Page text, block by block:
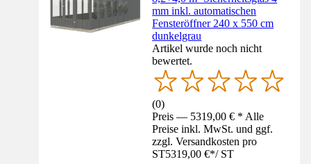
mm inkl. automatischen
Fensteröffner 240 x 550 cm
dunkelgrau
Artikel wurde noch nicht
bewertet.
(0)
Preis — 5319,00 € * Alle
Preise inkl. MwSt. und ggf.
zzgl. Versandkosten pro
ST5319,00 €*/ ST